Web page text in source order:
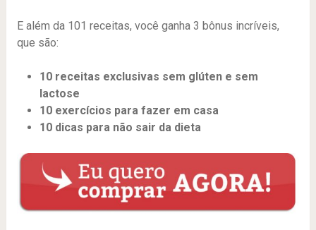
E além da 101 receitas, você ganha 3 bônus incríveis,
que são:
10 receitas exclusivas sem glúten e sem
lactose
10 exercícios para fazer em casa
10 dicas para não sair da dieta